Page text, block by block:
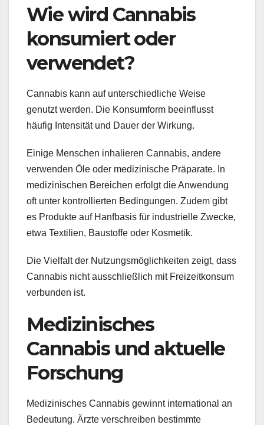
Wie wird Cannabis
konsumiert oder
verwendet?
Cannabis kann auf unterschiedliche Weise
genutzt werden. Die Konsumform beeinflusst
häufig Intensität und Dauer der Wirkung.
Einige Menschen inhalieren Cannabis, andere
verwenden Öle oder medizinische Präparate. In
medizinischen Bereichen erfolgt die Anwendung
oft unter kontrollierten Bedingungen. Zudem gibt
es Produkte auf Hanfbasis für industrielle Zwecke,
etwa Textilien, Baustoffe oder Kosmetik.
Die Vielfalt der Nutzungsmöglichkeiten zeigt, dass
Cannabis nicht ausschließlich mit Freizeitkonsum
verbunden ist.
Medizinisches
Cannabis und aktuelle
Forschung
Medizinisches Cannabis gewinnt international an
Bedeutung. Ärzte verschreiben bestimmte